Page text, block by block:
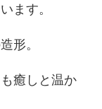
ます。
形。
癒しと温か